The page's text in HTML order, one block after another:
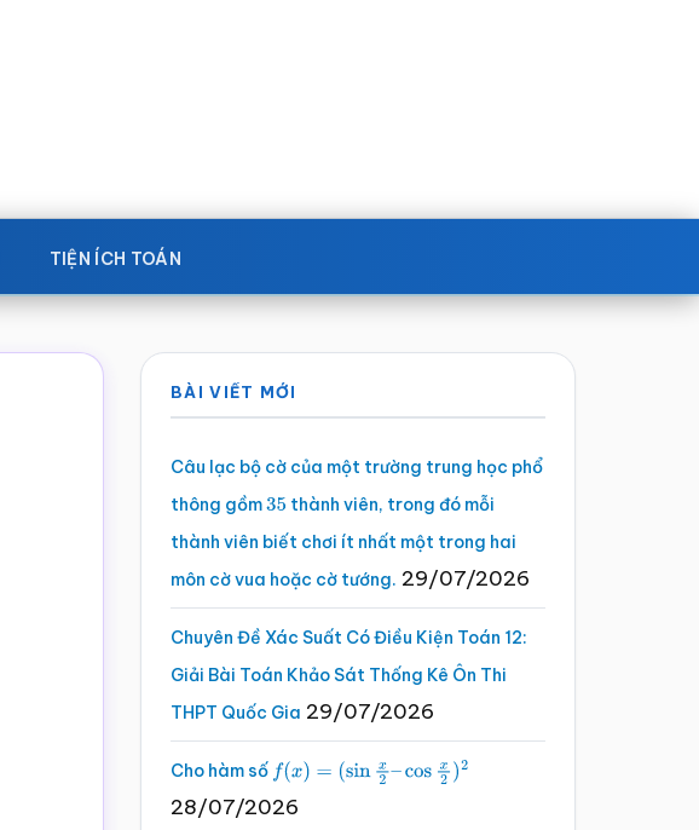
TIỆN ÍCH TOÁN
Sidebar
chính
BÀI VIẾT MỚI
Câu lạc bộ cờ của một trường trung học phổ
thông gồm35 thành viên, trong đó mỗi
thành viên biết chơi ít nhất một trong hai
môn cờ vua hoặc cờ tướng. 29/07/2026
Chuyên Đề Xác Suất Có Điều Kiện Toán 12:
Giải Bài Toán Khảo Sát Thống Kê Ôn Thi
THPT Quốc Gia 29/07/2026
Cho hàm số f(x)=(sinx2 –cosx2 )2
28/07/2026